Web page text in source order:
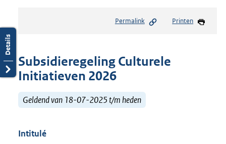
Permalink Printen
Subsidieregeling Culturele
Initiatieven 2026
Geldend van 18-07-2025 t/m heden
Intitulé